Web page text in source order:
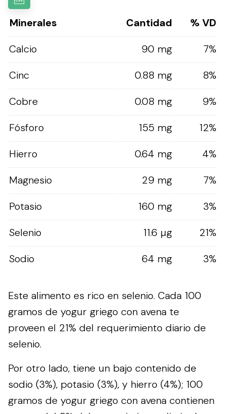
Minerales Cantidad
% VD
Calcio
90 mg
7%
Cinc
0.88 mg
8%
Cobre
0.08 mg
9%
Fósforo
155 mg
12%
Hierro
0.64 mg
4%
Magnesio
29 mg
7%
Potasio
160 mg
3%
Selenio
11.6 µg
21%
Sodio
64 mg 3%
Este alimento es rico en selenio. Cada 100
gramos de yogur griego con avena te
proveen el 21% del requerimiento diario de
selenio.
Por otro lado, tiene un bajo contenido de
sodio (3%), potasio (3%), y hierro (4%); 100
gramos de yogur griego con avena contienen